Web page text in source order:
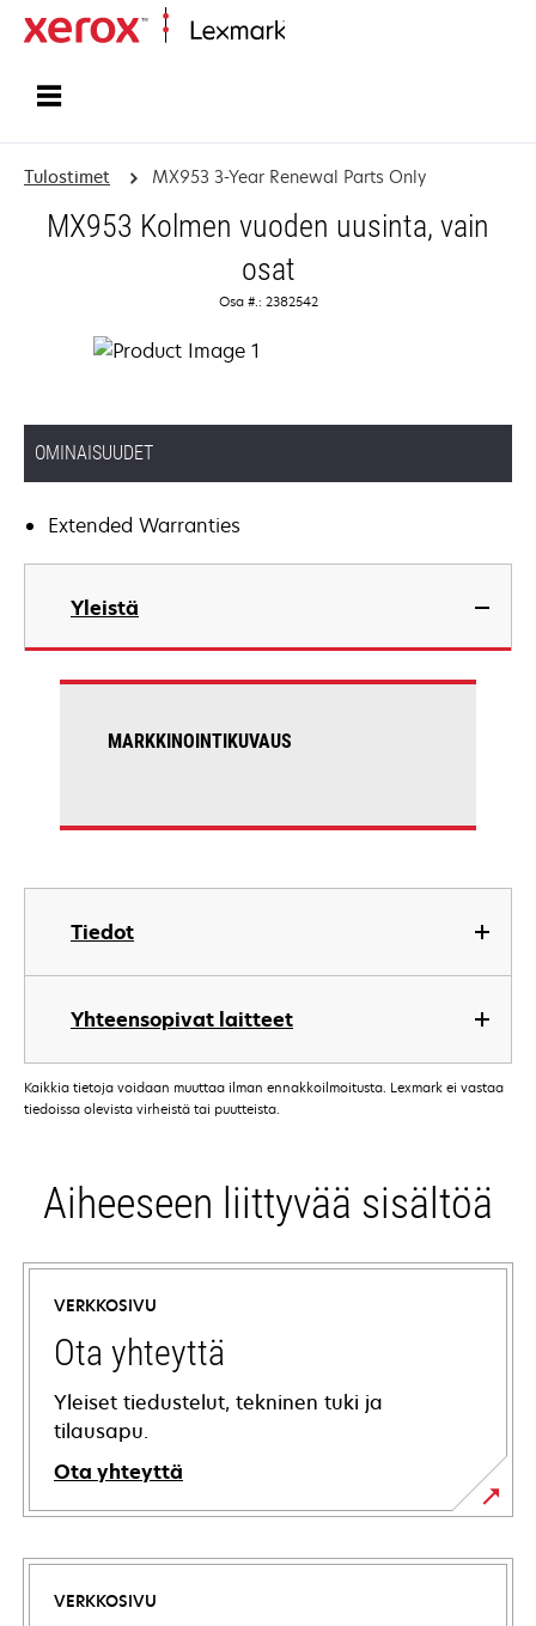
Tulostimet MX953 3-Year Renewal Parts Only
MX953 Kolmen vuoden uusinta, vain
osat
Osa #.: 2382542
OMINAISUUDET
Extended Warranties
Yleistä
Tiedot
Yhteensopivat laitteet
MARKKINOINTIKUVAUS
Kaikkia tietoja voidaan muuttaa ilman ennakkoilmoitusta. Lexmark ei vastaa
tiedoissa olevista virheistä tai puutteista.
Aiheeseen liittyvää sisältöä
VERKKOSIVU
Ota yhteyttä
Yleiset tiedustelut, tekninen tuki ja
tilausapu.
Ota yhteyttä
VERKKOSIVU